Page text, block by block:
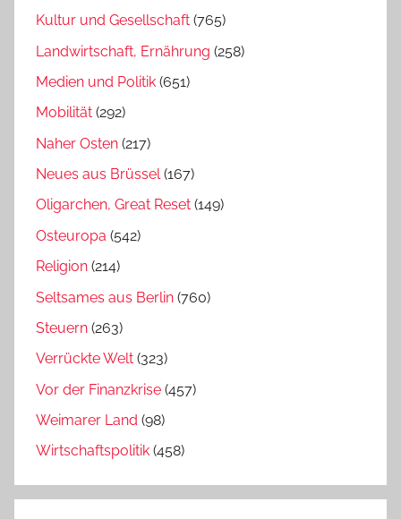
Kultur und Gesellschaft (765)
Landwirtschaft, Ernährung (258)
Medien und Politik (651)
Mobilität (292)
Naher Osten (217)
Neues aus Brüssel(167)
Oligarchen, Great Reset (149)
Osteuropa (542)
Religion (214)
Seltsames aus Berlin (760)
Steuern (263)
Verrückte Welt (323)
Vor der Finanzkrise (457)
Weimarer Land (98)
Wirtschaftspolitik (458)